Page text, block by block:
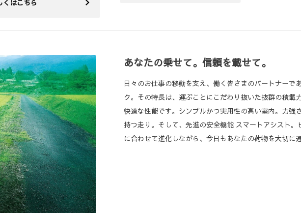
くはこちら
あなたの乗せて。信頼を載せて。
日々のお仕事の移動を支え、働く皆さまのパートナーで
ク。その特長は、運ぶことにこだわり抜いた抜群の積載
快適な性能です。シンプルかつ実用性の高い室内。力強
持つ走り。そして、先進の安全機能 スマートアシスト。
に合わせて進化しながら、今日もあなたの荷物を大切に